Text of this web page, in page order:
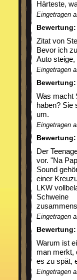
Härteste,
Eingetragen
Bewertung:
Zitat von
Bevor ich
Auto
Eingetragen
Bewertung:
Was macht
haben? Sie
um.
Eingetragen
Bewertung:
Der
vor. "Na
Sound
einer
LKW
Schweine
Eingetragen
Bewertung:
Warum ist
man merkt,
es zu spät,
Eingetragen